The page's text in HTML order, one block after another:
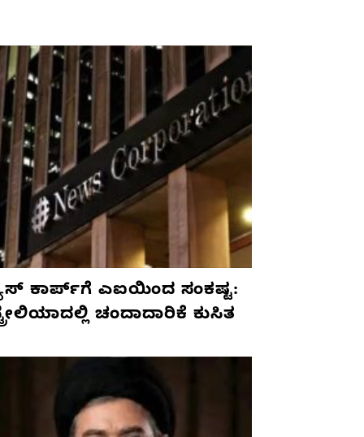
ಕಾರ್ಪ್‌ಗೆ ಎಐಯಿಂದ ಸಂಕಷ್ಟ:
ಚಂದಾದಾರಿಕೆ ಕುಸಿತ